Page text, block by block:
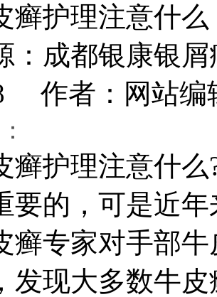
癣护理注意什么
：成都银康银
作者：网站编
癣护理注意什
要的，可是近
癣专家对手部
发现大多数牛